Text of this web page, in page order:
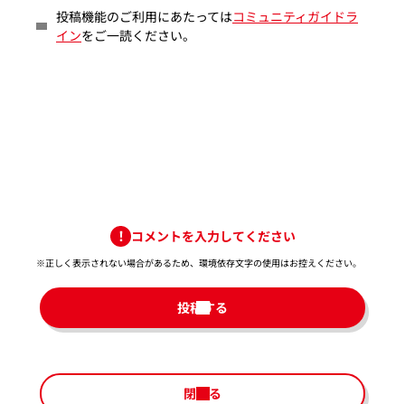
投稿機能のご利用にあたってはコミュニティガイドラ
インをご一読ください。
コメントを入力してください
※正しく表示されない場合があるため、環境依存文字の使用はお控えください。​
投稿する
閉じる